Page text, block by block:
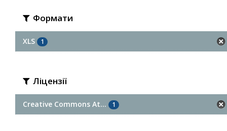
Формати
XLS 1
Ліцензії
Creative Commons At... 1